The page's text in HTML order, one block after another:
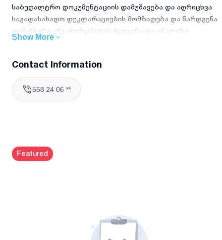
საბუღალტრო დოკუმენტაციის დამუშავება და აღრიცხვა
საგადასახადო დეკლარაციების მომზადება და წარდგენა
ფინანსური ანგარიშგებების შედგენა და ანალიზი
ხელფასების და შრომითი ურთიერთობების ბუღალტრული
კონსულტაციები საგადასახადო და ფინანსურ საკითხებზე
ბუღალტრული პროგრამების გამოყენება და მონაცემთა
უსაფრთხოება
თანამედროვე საბუღალტრო პროგრამების გამოყენება
დოკუმენტაციის კონფიდენციალურობის სრული დაცვა
მომსახურება ხელმისაწვდომია თბილისში როგორც
დისტანციურად, ასევე ადგილზე ვიზიტით.
Show More
Contact Information
558 24 06 **
Featured